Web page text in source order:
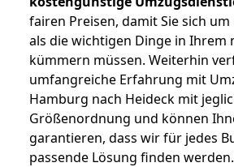
fairen Preisen, damit Sie sich
als die wichtigen Dinge in Ihrem
kümmern müssen. Weiterhin
umfangreiche Erfahrung mit
Hamburg nach Heideck mit
Größenordnung und können
garantieren, dass wir für jedes
passende Lösung finden werden.